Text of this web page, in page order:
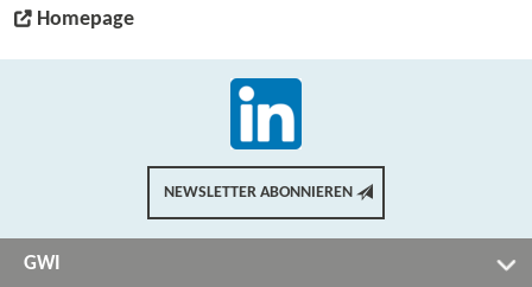
Homepage
NEWSLETTER ABONNIEREN
GWI